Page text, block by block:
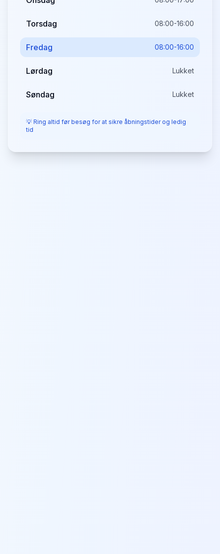
Torsdag 08:00-16:00
Fredag 08:00-16:00
Lørdag Lukket
Søndag Lukket
💡 Ring altid før besøg for at sikre åbningstider og ledig
tid